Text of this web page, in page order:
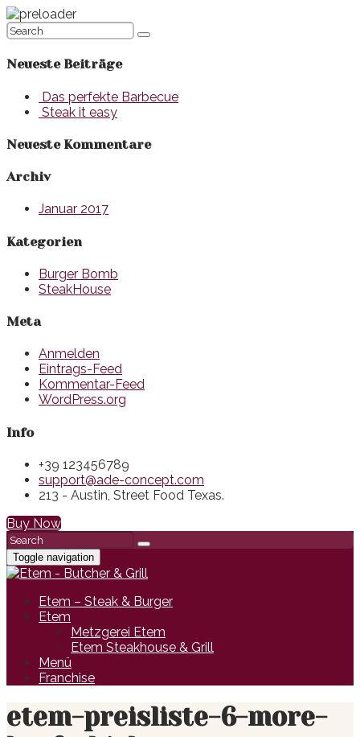
Neueste Beiträge
Das perfekte Barbecue
Steak it easy
Neueste Kommentare
Archiv
Januar 2017
Kategorien
Burger Bomb
SteakHouse
Meta
Anmelden
Eintrags-Feed
Kommentar-Feed
WordPress.org
Info
+39 123456789
support@ade-concept.com
213 - Austin, Street Food Texas.
Buy Now
Toggle navigation
Etem – Steak & Burger
Etem
Metzgerei Etem
Etem Steakhouse & Grill
Menü
Franchise
etem-preisliste-6-more-